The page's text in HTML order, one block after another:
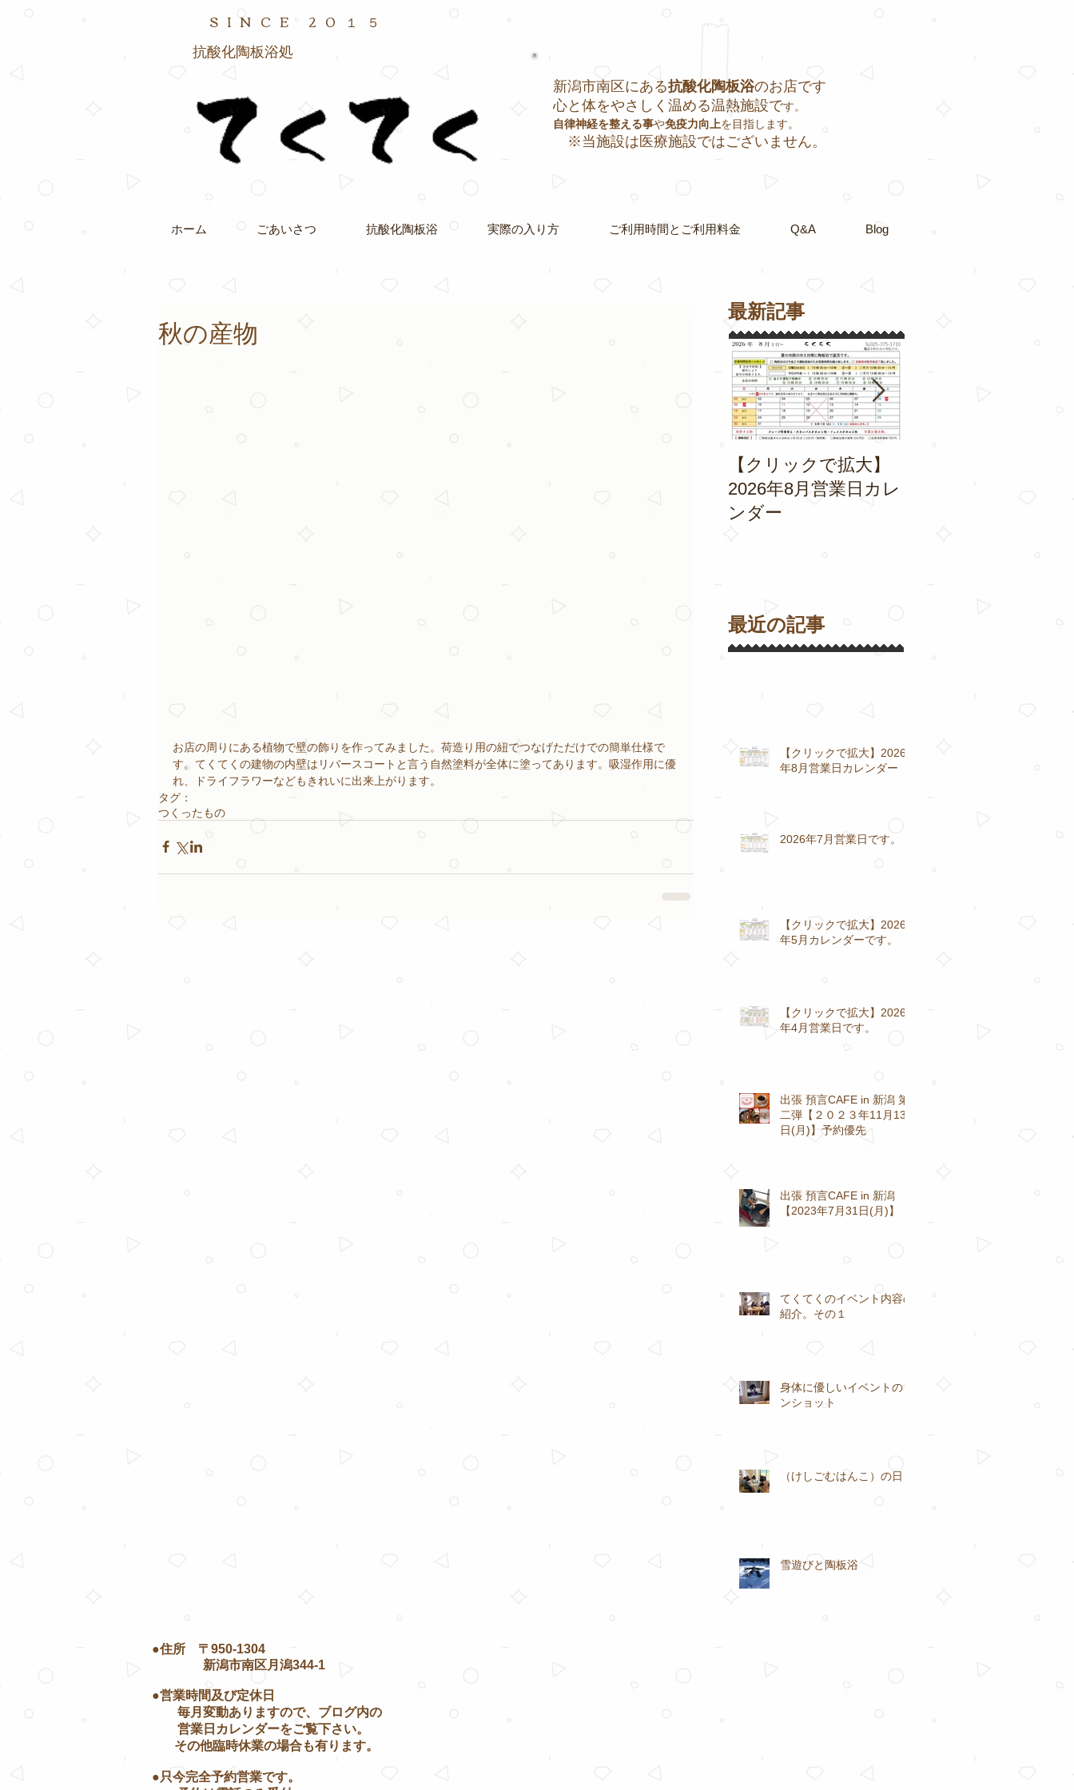
SINCE 20１５
抗酸化陶板浴処
新潟市南区にある抗酸化陶板浴のお店です
心と体をやさしく温める温熱施設です。
自律神経を整える事や免疫力向上を目指します。
※当施設は医療施設ではございません。
ホーム ごあいさつ 抗酸化陶板浴 実際の入り方 ご利用時間とご利用料金 Q&A Blog
秋の産物
お店の周りにある植物で壁の飾りを作ってみました。荷造り用の紐でつなげただけでの簡単仕様で
す。てくてくの建物の内壁はリバースコートと言う自然塗料が全体に塗ってあります。吸湿作用に優
れ、ドライフラワーなどもきれいに出来上がります。
タグ：
つくったもの
最新記事
【クリックで拡大】
2026年8月営業日カレ
ンダー
最近の記事
【クリックで拡大】2026
年8月営業日カレンダー
2026年7月営業日です。
【クリックで拡大】2026
年5月カレンダーです。
【クリックで拡大】2026
年4月営業日です。
出張 預言CAFE in 新潟 第
二弾【２０２３年11月13
日(月)】予約優先
出張 預言CAFE in 新潟
【2023年7月31日(月)】
てくてくのイベント内容の
紹介。その１
身体に優しいイベントのワ
ンショット
（けしごむはんこ）の日
雪遊びと陶板浴
●住所
〒950-1304
新潟市南区月潟344-1
●営業時間及び定休日
毎月変動ありますので、 ブログ内の
営業日 カレンダーをご覧下さい。
その他臨時休業の場合も有ります。
●只今完全予約営業です。